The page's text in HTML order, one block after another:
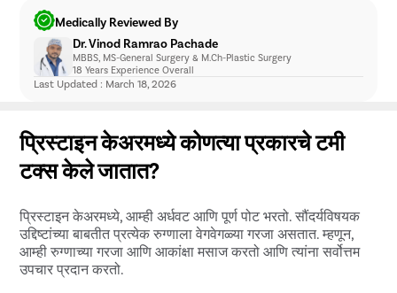
अटी आणि शर्तींबद्दल अधिक जाणून घेण्यासाठी, आमच्या वैद्यकीय
समन्वयकाशी बोला.
प्रिस्टाइन केअरमध्ये, टमी टक प्रक्रियेचा यश दर 95% पेक्षा जास्त
आहे. बहुतेक प्रकरणांमध्ये, आमच्या रूग्णांना तत्काळ फरक जाणवतो
आणि ते परिणामांवर समाधानी असतात.
Medically Reviewed By
Dr. Vinod Ramrao Pachade
MBBS, MS-General Surgery & M.Ch-Plastic Surgery
18 Years Experience Overall
Last Updated : March 18, 2026
प्रिस्टाइन केअरमध्ये कोणत्या प्रकारचे टमी
टक्स केले जातात?
प्रिस्टाइन केअरमध्ये, आम्ही अर्धवट आणि पूर्ण पोट भरतो. सौंदर्यविषयक
उद्दिष्टांच्या बाबतीत प्रत्येक रुग्णाला वेगवेगळ्या गरजा असतात. म्हणून,
आम्ही रुग्णाच्या गरजा आणि आकांक्षा मसाज करतो आणि त्यांना सर्वोत्तम
उपचार प्रदान करतो.